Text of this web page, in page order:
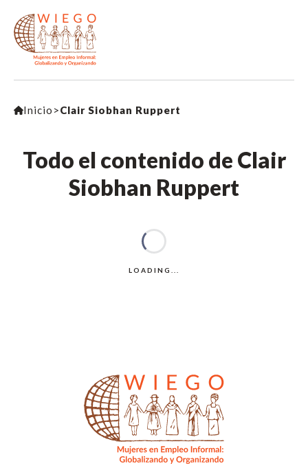
Inicio >Clair Siobhan Ruppert
Todo el contenido de Clair
Siobhan Ruppert